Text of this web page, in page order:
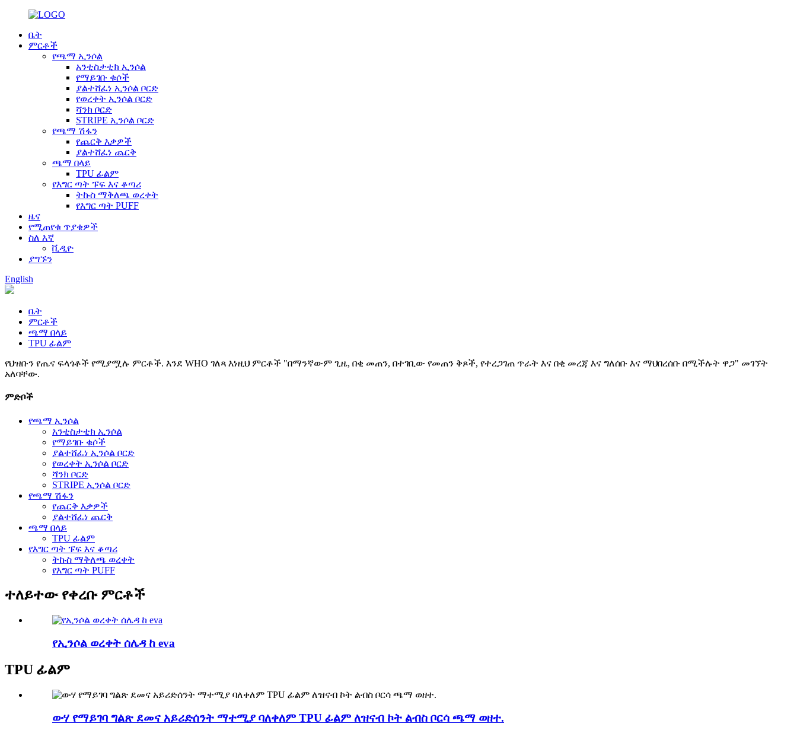
ቤት
ምርቶች
የጫማ ኢንሶል
አንቲስታቲክ ኢንሶል
የማይገቡ ቁሶች
ያልተሸፈነ ኢንሶል ቦርድ
የወረቀት ኢንሶል ቦርድ
ሻንክ ቦርድ
STRIPE ኢንሶል ቦርድ
የጫማ ሽፋን
የጨርቅ እቃዎች
ያልተሸፈነ ጨርቅ
ጫማ በላይ
TPU ፊልም
የእግር ጣት ፑፍ እና ቆጣሪ
ትኩስ ማቅለጫ ወረቀት
የእግር ጣት PUFF
ዜና
የሚጠየቁ ጥያቄዎች
ስለ እኛ
ቪዲዮ
ያግኙን
English
ቤት
ምርቶች
ጫማ በላይ
TPU ፊልም
የህዝቡን የጤና ፍላጎቶች የሚያሟሉ ምርቶች. እንደ WHO ገለጻ እነዚህ ምርቶች "በማንኛውም ጊዜ, በቂ መጠን, በተገቢው የመጠን ቅጾች, የተረጋገጠ ጥራት እና በቂ መረጃ እና ግለሰቡ እና ማህበረሰቡ በሚችሉት ዋጋ" መገኘት
አለባቸው.
ምድቦች
የጫማ ኢንሶል
አንቲስታቲክ ኢንሶል
የማይገቡ ቁሶች
ያልተሸፈነ ኢንሶል ቦርድ
የወረቀት ኢንሶል ቦርድ
ሻንክ ቦርድ
STRIPE ኢንሶል ቦርድ
የጫማ ሽፋን
የጨርቅ እቃዎች
ያልተሸፈነ ጨርቅ
ጫማ በላይ
TPU ፊልም
የእግር ጣት ፑፍ እና ቆጣሪ
ትኩስ ማቅለጫ ወረቀት
የእግር ጣት PUFF
ተለይተው የቀረቡ ምርቶች
የኢንሶል ወረቀት ሰሌዳ ከ eva
TPU ፊልም
ውሃ የማይገባ ግልጽ ደመና አይሪድሰንት ማተሚያ ባለቀለም TPU ፊልም ለዝናብ ኮት ልብስ ቦርሳ ጫማ ወዘተ.